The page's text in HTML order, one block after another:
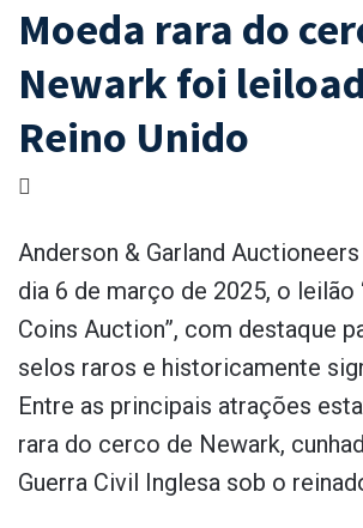
Moeda rara do
Newark foi
Reino Unido
Anderson & Garland
dia 6 de março de 2025, o leilão
Coins Auction”, com destaque
selos raros e historicamente
Entre as principais atrações
rara do cerco de Newark,
Guerra Civil Inglesa sob o